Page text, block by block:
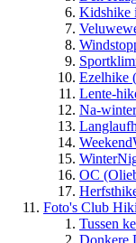
Kidshike
Ezelhike
Lente-
Na-
OC
Foto's Club
Tussen
Donkere